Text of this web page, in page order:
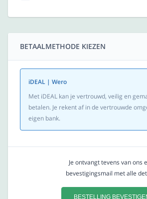
BETAALMETHODE KIEZEN
iDEAL | Wero
Met iDEAL kan je vertrouwd, veilig en
betalen. Je rekent af in de vertrouwde
eigen bank.
Je ontvangt tevens van ons
bevestigingsmail met alle
BESTELLING